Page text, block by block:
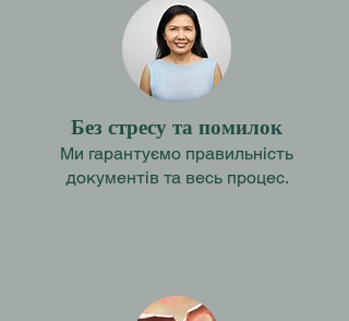
Без стресу та помилок
Ми гарантуємо правильність
документів та весь процес.